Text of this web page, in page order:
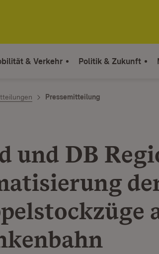
& Verkehr Politik & Zukunft
Pressemitteilung
und DB